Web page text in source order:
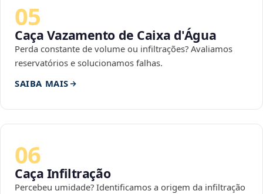
05
Caça Vazamento de Caixa d'Água
Perda constante de volume ou infiltrações? Avaliamos
reservatórios e solucionamos falhas.
SAIBA MAIS
06
Caça Infiltração
Percebeu umidade? Identificamos a origem da infiltração